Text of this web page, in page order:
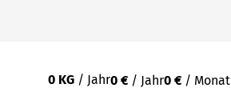
0 KG / Jahr0 € / Jahr0 € / Monat